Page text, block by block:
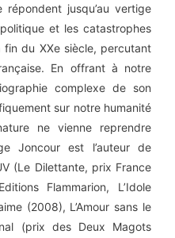
répondent jusqu’au vertige
et les catastrophes
fin du XXe siècle, percutant
En offrant à notre
complexe de son
sur notre humanité
ne vienne reprendre
Joncour est l’auteur de
(Le Dilettante, prix France
Flammarion, L’Idole
(2008), L’Amour sans le
(prix des Deux Magots